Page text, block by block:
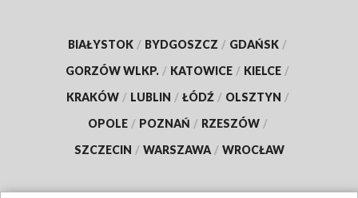
BIAŁYSTOK / BYDGOSZCZ / GDAŃSK /
GORZÓW WLKP. / KATOWICE / KIELCE /
KRAKÓW / LUBLIN / ŁÓDŹ / OLSZTYN /
OPOLE / POZNAŃ / RZESZÓW /
SZCZECIN / WARSZAWA / WROCŁAW